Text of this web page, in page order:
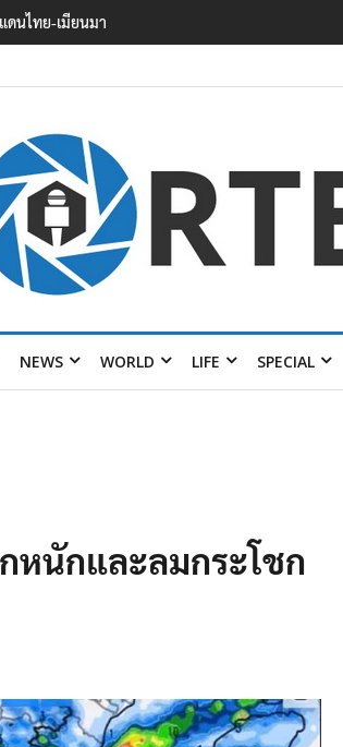
เสียชีวิตแล้ว
NEWS WORLD LIFE SPECIAL
นักและลมกระโชก